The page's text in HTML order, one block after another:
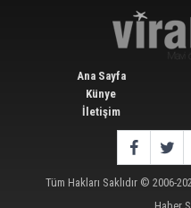
Ana Sayfa
Künye
İletişim
Tüm Hakları Saklıdır © 2006-